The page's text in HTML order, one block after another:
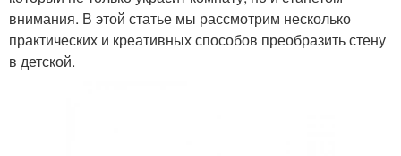
внимания. В этой статье мы рассмотрим несколько
практических и креативных способов преобразить стену
в детской.